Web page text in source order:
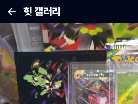
힛 갤러리